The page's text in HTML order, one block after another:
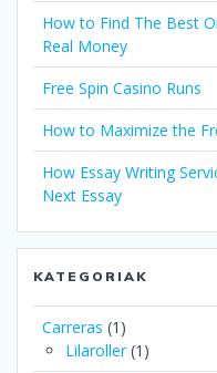
How to Find The Best
Real Money
Free Spin Casino Runs
How to Maximize the
How Essay Writing
Next Essay
KATEGORIAK
Carreras (1)
Lilaroller(1)